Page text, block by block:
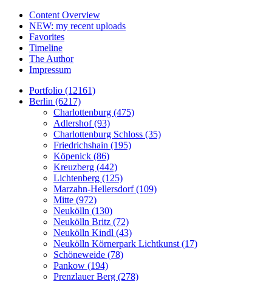
Content Overview
NEW: my recent uploads
Favorites
Timeline
The Author
Impressum
Portfolio (12161)
Berlin (6217)
Charlottenburg (475)
Adlershof (93)
Charlottenburg Schloss (35)
Friedrichshain (195)
Köpenick (86)
Kreuzberg (442)
Lichtenberg (125)
Marzahn-Hellersdorf (109)
Mitte (972)
Neukölln (130)
Neukölln Britz (72)
Neukölln Kindl (43)
Neukölln Körnerpark Lichtkunst (17)
Schöneweide (78)
Pankow (194)
Prenzlauer Berg (278)